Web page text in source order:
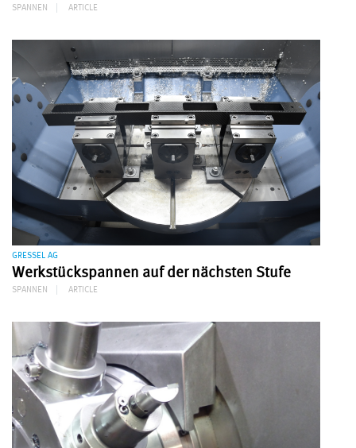
SPANNEN ARTICLE
GRESSEL AG
Werkstückspannen auf der nächsten Stufe
SPANNEN ARTICLE